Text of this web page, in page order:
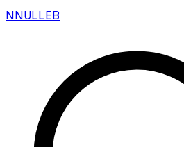
NNULLEB